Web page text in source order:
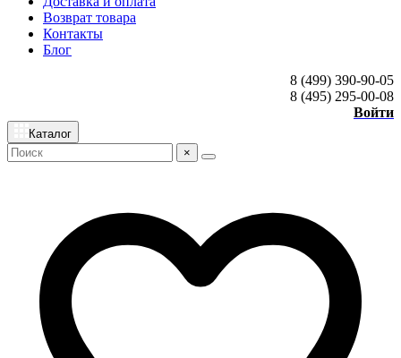
Возврат товара
Контакты
Блог
8 (499) 390-90-05
8 (495) 295-00-08
Войти
Каталог
×